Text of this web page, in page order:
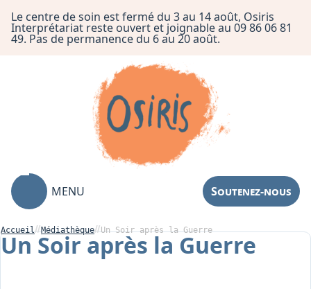
Le centre de soin est fermé du 3 au 14 août, Osiris
Interprétariat reste ouvert et joignable au 09 86 06 81
49. Pas de permanence du 6 au 20 août.
MENU Soutenez-nous
Accueil Médiathèque Un Soir après la Guerre
Un Soir après la Guerre